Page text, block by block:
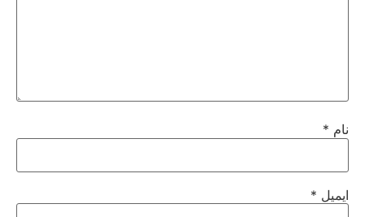
نام *
ایمیل *